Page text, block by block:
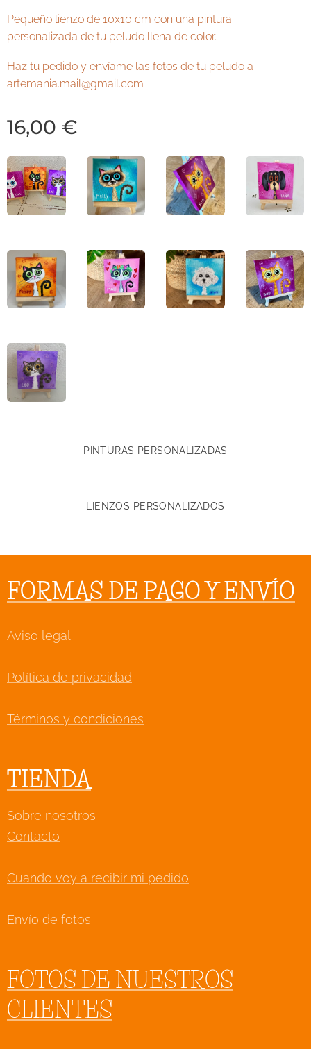
Pequeño lienzo de 10x10 cm con una pintura
personalizada de tu peludo llena de color.
Haz tu pedido y envíame las fotos de tu peludo a
artemania.mail@gmail.com
16,00 €
PINTURAS PERSONALIZADAS
LIENZOS PERSONALIZADOS
FORMAS DE PAGO Y ENVÍO
Aviso legal
Política de privacidad
Términos y condiciones
TIENDA
Sobre nosotros
Contacto
Cuando voy a recibir mi pedido
Envío de fotos
FOTOS DE NUESTROS
CLIENTES